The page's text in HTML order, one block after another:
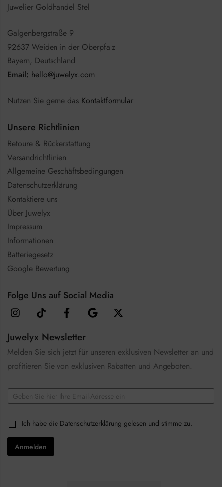
Juwelier Goldhandel Stel
Galgenbergstraße 9
92637 Weiden in der Oberpfalz
Bayern, Deutschland
Email: hello@juwelyx.com
Nutzen Sie gerne das Kontaktformular
Unsere Richtlinien
Retoure & Rückerstattung
Versandrichtlinien
Allgemeine Geschäftsbedingungen
Datenschutzerklärung
Kontaktiere uns
Über Juwelyx
Impressum
Informationen
Batteriegesetz
Google Bewertung
Folge Uns auf Social Media
Juwelyx Newsletter
Melden Sie sich jetzt für unseren exklusiven Newsletter an und
profitieren Sie von exklusiven Rabatten und Angeboten.
e
k
b
o
e
E
m
lC
h
e
k
Ich habe die Datenschutzerklärung gelesen und stimme zu.
Anmelden